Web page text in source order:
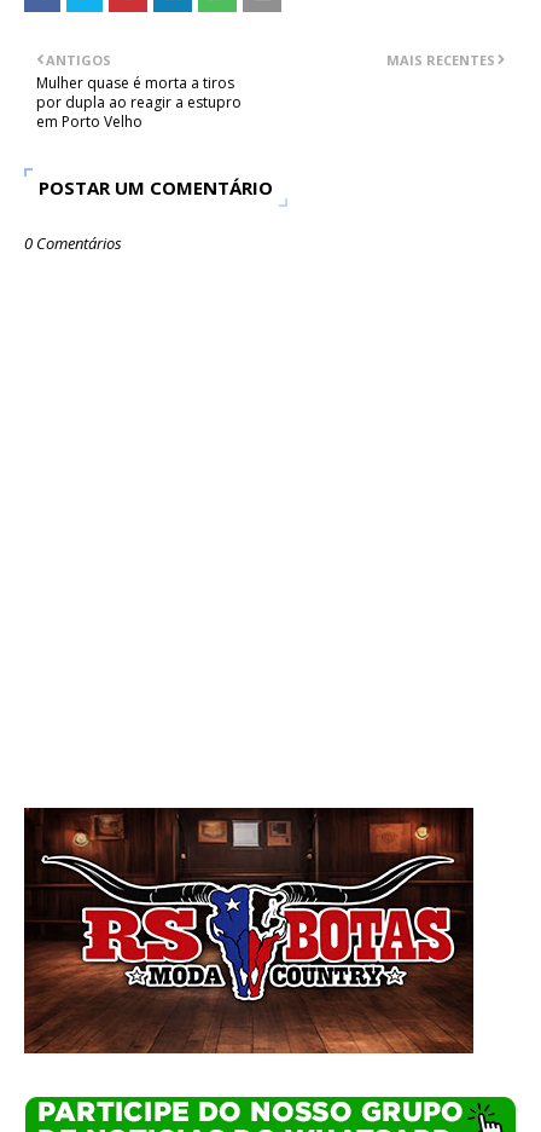
MAIS RECENTES
ANTIGOS
Mulher quase é morta a tiros
por dupla ao reagir a estupro
em Porto Velho
POSTAR UM COMENTÁRIO
0 Comentários